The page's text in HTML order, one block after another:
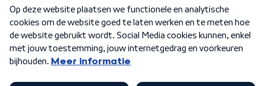
Algemene voorwaarden